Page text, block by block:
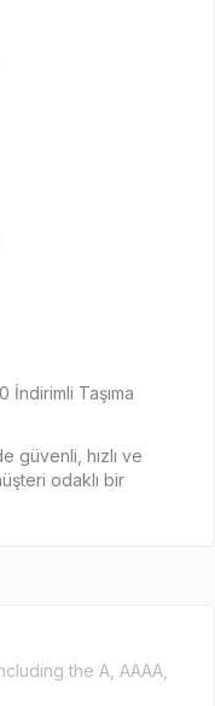
İndirimli Taşıma
güvenli, hızlı ve
odaklı bir
the A, AAAA,